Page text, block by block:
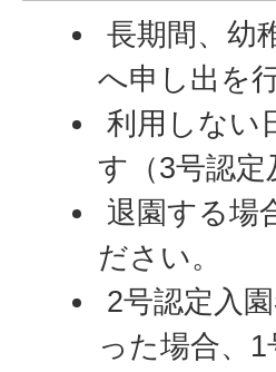
長期間、幼
へ申し出を
利用しない
す（3号認
退園する場
ださい。
2号認定入
った場合、